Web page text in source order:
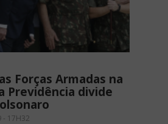
Forças Armadas na
Previdência divide
- 17H32